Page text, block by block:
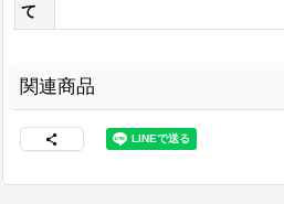
て
関連商品